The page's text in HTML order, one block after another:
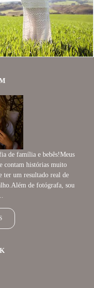
24
de família e bebês!Meus
contam histórias muito
ter um resultado real de
de fotógrafa, sou